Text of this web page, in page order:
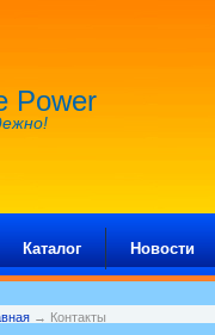
Power
Каталог Новости
→ Контакты